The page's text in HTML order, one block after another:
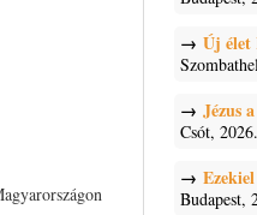
Új élet
Jézus
Csót,
Budapest,